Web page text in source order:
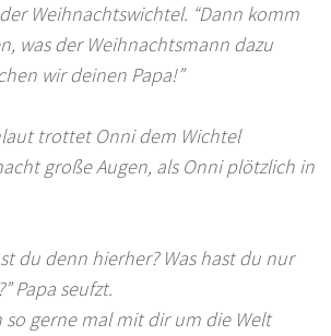
Weihnachtswichtel. “Dann komm
was der Weihnachtsmann dazu
wir deinen Papa!”
trottet Onni dem Wichtel
große Augen, als Onni plötzlich in
du denn hierher? Was hast du nur
Papa seufzt.
so gerne mal mit dir um die Welt